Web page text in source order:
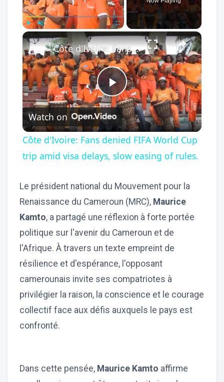
×
Play
Video
Côte d'Ivoire: Fans denied FIFA World Cup trip amid visa delays, slow easing of rules.
Watch on
Côte d'Ivoire: Fans denied FIFA World Cup
trip amid visa delays, slow easing of rules.
Le président national du Mouvement pour la
Renaissance du Cameroun (MRC), Maurice
Kamto, a partagé une réflexion à forte portée
politique sur l'avenir du Cameroun et de
l'Afrique. À travers un texte empreint de
résilience et d'espérance, l'opposant
camerounais invite ses compatriotes à
privilégier la raison, la conscience et le courage
collectif face aux défis auxquels le pays est
confronté.
Dans cette pensée, Maurice Kamto affirme